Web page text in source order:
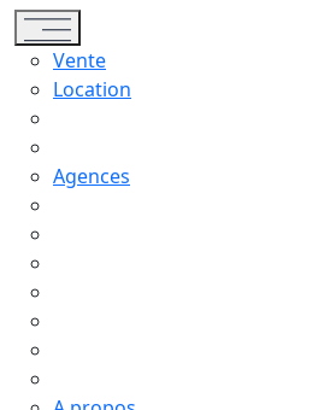
Toggle navigation
Vente
Location
Agences